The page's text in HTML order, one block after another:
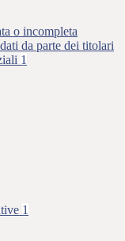
o incompleta
da parte dei titolari
1
1